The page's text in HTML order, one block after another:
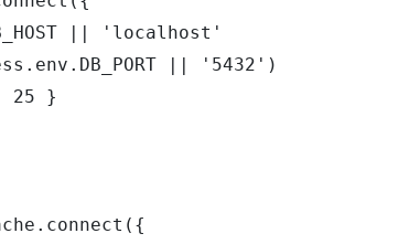
|| 'localhost'
|| '5432')
25 }